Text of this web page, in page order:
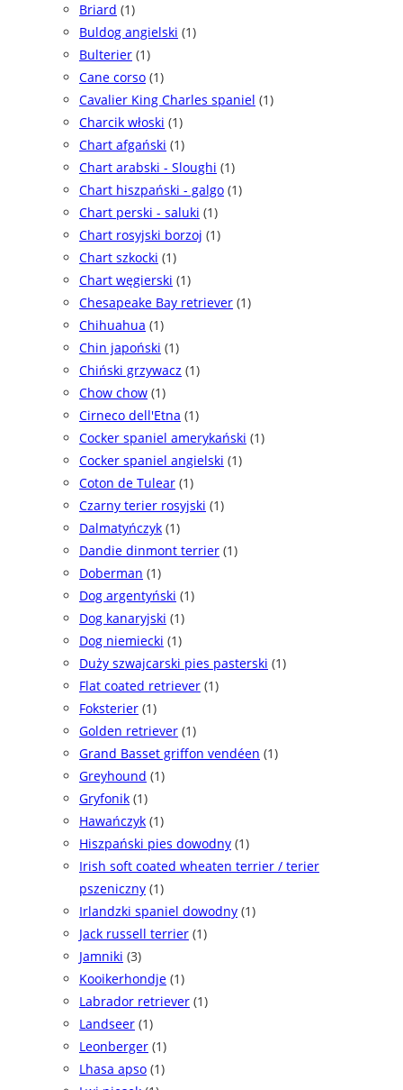
Briard (1)
Buldog angielski (1)
Bulterier (1)
Cane corso (1)
Cavalier King Charles spaniel (1)
Charcik włoski (1)
Chart afgański (1)
Chart arabski - Sloughi (1)
Chart hiszpański - galgo (1)
Chart perski - saluki (1)
Chart rosyjski borzoj (1)
Chart szkocki (1)
Chart węgierski (1)
Chesapeake Bay retriever (1)
Chihuahua (1)
Chin japoński (1)
Chiński grzywacz (1)
Chow chow (1)
Cirneco dell'Etna (1)
Cocker spaniel amerykański (1)
Cocker spaniel angielski (1)
Coton de Tulear (1)
Czarny terier rosyjski (1)
Dalmatyńczyk (1)
Dandie dinmont terrier (1)
Doberman (1)
Dog argentyński (1)
Dog kanaryjski (1)
Dog niemiecki (1)
Duży szwajcarski pies pasterski (1)
Flat coated retriever (1)
Foksterier (1)
Golden retriever (1)
Grand Basset griffon vendéen (1)
Greyhound (1)
Gryfonik (1)
Hawańczyk (1)
Hiszpański pies dowodny (1)
Irish soft coated wheaten terrier / terier
pszeniczny (1)
Irlandzki spaniel dowodny (1)
Jack russell terrier (1)
Jamniki (3)
Kooikerhondje (1)
Labrador retriever (1)
Landseer (1)
Leonberger (1)
Lhasa apso (1)